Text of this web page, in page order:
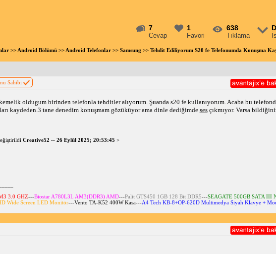
7
Cevap
1
Favori
638
Tıklama
>> Android Bölümü>> Android Telefonlar>> Samsung >> Tehdit Ediliyorum S20 fe Telefonumda Konuşma
Sahibi
oldugum birinden telefonla tehditler alıyorum. Şuanda s20 fe kullanıyorum. Acaba bu
kaydeden.3 tane denedim konuşmam gözüküyor ama dinle dediğimde ses çıkmıyor. Varsa
Creative52 -- 26 Eylül 2025; 20:53:45 >
3.0 GHZ---Biostar A780L3L AM3(DDR3) AMD---Palit GTS450 1GB 128 Bit DDR5---SEAGATE 500GB SATA III
Wide Screen LED Monitör---Vento TA-K52 400W Kasa---A4 Tech KB-8+OP-620D Multimedya Siyah Klavye +